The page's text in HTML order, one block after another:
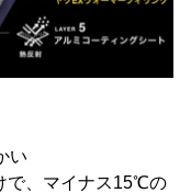
い
で、マイナス15℃の